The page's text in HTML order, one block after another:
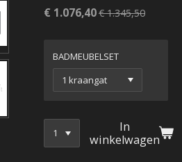
€ 1.076,40€ 1.345,50
BADMEUBELSET
In
winkelwagen